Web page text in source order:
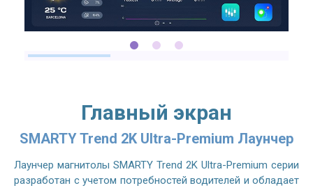
Главный экран
SMARTY Trend 2K Ultra-Premium Лаунчер
Лаунчер магнитолы SMARTY Trend 2K Ultra-Premium серии
разработан с учетом потребностей водителей и обладает